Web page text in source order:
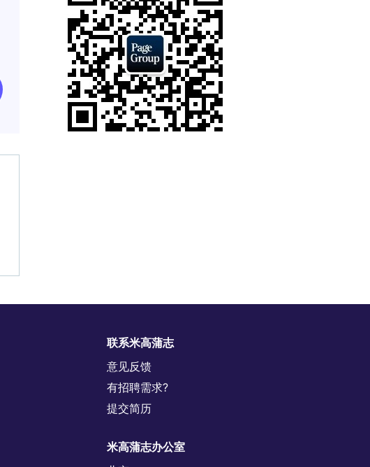
联系米高蒲志
意见反馈
有招聘需求?
提交简历
米高蒲志办公室